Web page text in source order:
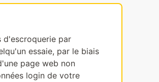
d'escroquerie par
essaie, par le biais
page web non
login de votre